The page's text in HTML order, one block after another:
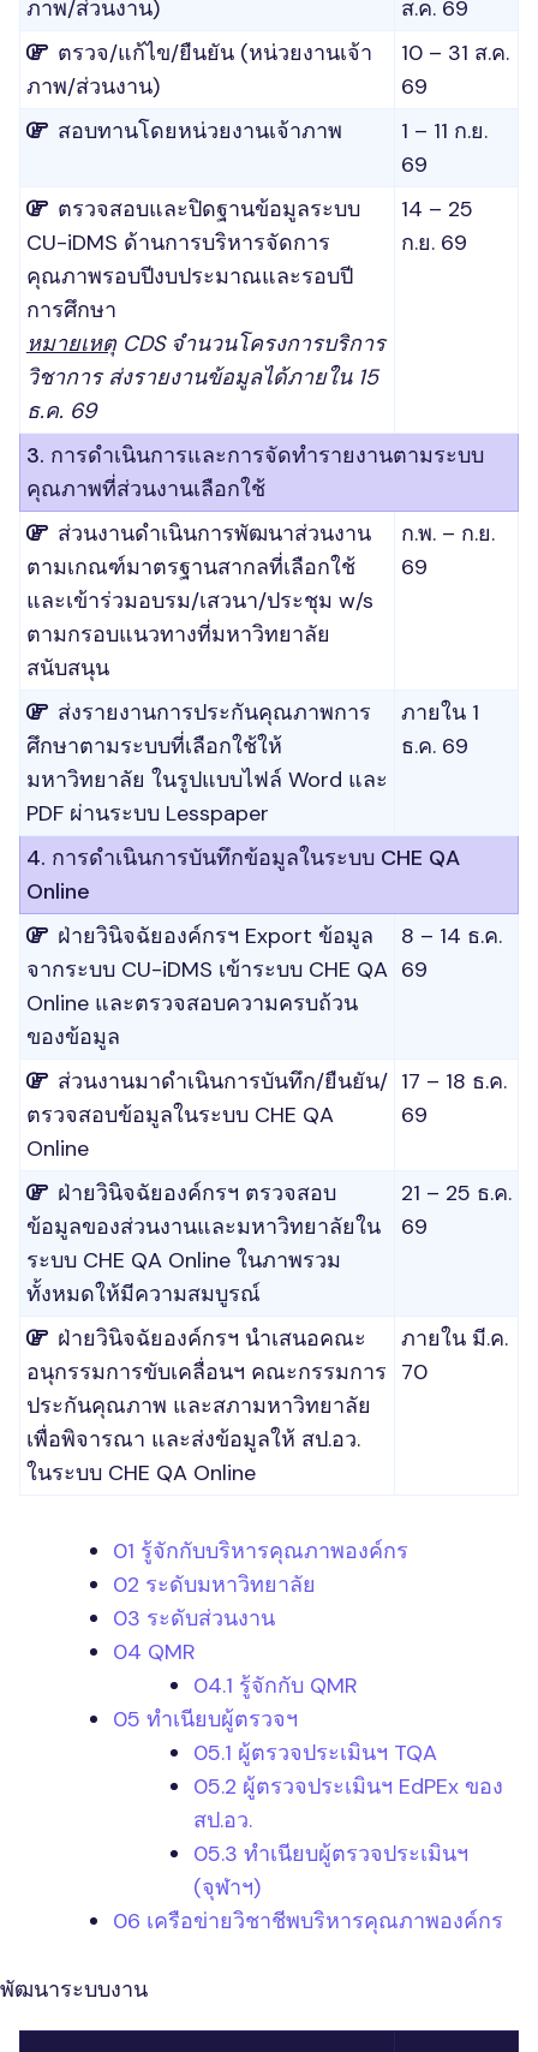
ภาพ/ส่วนงาน)
ส.ค. 69
ตรวจ/แก้ไข/ยืนยัน (หน่วยงานเจ้า
ภาพ/ส่วนงาน)
10 – 31 ส.ค.
69
สอบทานโดยหน่วยงานเจ้าภาพ
1 – 11 ก.ย.
69
ตรวจสอบและปิดฐานข้อมูลระบบ
CU-iDMS ด้านการบริหารจัดการ
คุณภาพรอบปีงบประมาณและรอบปี
การศึกษา
หมายเหตุCDS จำนวนโครงการบริการ
วิชาการ ส่งรายงานข้อมูลได้ภายใน 15
ธ.ค. 69
14 – 25
ก.ย. 69
3. การดำเนินการและการจัดทำรายงานตามระบบ
คุณภาพที่ส่วนงานเลือกใช้
ส่วนงานดำเนินการพัฒนาส่วนงาน
ตามเกณฑ์มาตรฐานสากลที่เลือกใช้
และเข้าร่วมอบรม/เสวนา/ประชุม w/s
ตามกรอบแนวทางที่มหาวิทยาลัย
สนับสนุน
ก.พ. – ก.ย.
69
ส่งรายงานการประกันคุณภาพการ
ศึกษาตามระบบที่เลือกใช้ให้
มหาวิทยาลัย ในรูปแบบไฟล์ Word และ
PDF ผ่านระบบ Lesspaper
ภายใน 1
ธ.ค. 69
4. การดำเนินการบันทึกข้อมูลในระบบ CHE QA
Online
ฝ่ายวินิจฉัยองค์กรฯ Export ข้อมูล
จากระบบ CU-iDMS เข้าระบบ CHE QA
Online และตรวจสอบความครบถ้วน
ของข้อมูล
8 – 14 ธ.ค.
69
ส่วนงานมาดำเนินการบันทึก/ยืนยัน/
ตรวจสอบข้อมูลในระบบ CHE QA
Online
17 – 18 ธ.ค.
69
ฝ่ายวินิจฉัยองค์กรฯ ตรวจสอบ
ข้อมูลของส่วนงานและมหาวิทยาลัยใน
ระบบ CHE QA Online ในภาพรวม
ทั้งหมดให้มีความสมบูรณ์
21 – 25 ธ.ค.
69
ฝ่ายวินิจฉัยองค์กรฯ นำเสนอคณะ
อนุกรรมการขับเคลื่อนฯ คณะกรรมการ
ประกันคุณภาพ และสภามหาวิทยาลัย
เพื่อพิจารณา และส่งข้อมูลให้ สป.อว.
ในระบบ CHE QA Online
ภายใน มี.ค.
70
01 รู้จักกับบริหารคุณภาพองค์กร
02 ระดับมหาวิทยาลัย
03 ระดับส่วนงาน
04 QMR
04.1 รู้จักกับ QMR
05 ทำเนียบผู้ตรวจฯ
05.1 ผู้ตรวจประเมินฯ TQA
05.2 ผู้ตรวจประเมินฯ EdPEx ของ
สป.อว.
05.3 ทำเนียบผู้ตรวจประเมินฯ
(จุฬาฯ)
06 เครือข่ายวิชาชีพบริหารคุณภาพองค์กร
พัฒนาระบบงาน